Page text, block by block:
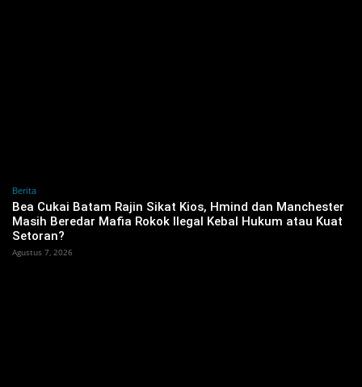
Berita
‎Bea Cukai Batam Rajin Sikat Kios, Hmind dan Manchester
Masih Beredar Mafia Rokok Ilegal Kebal Hukum atau Kuat
Setoran?
Agustus 7, 2026